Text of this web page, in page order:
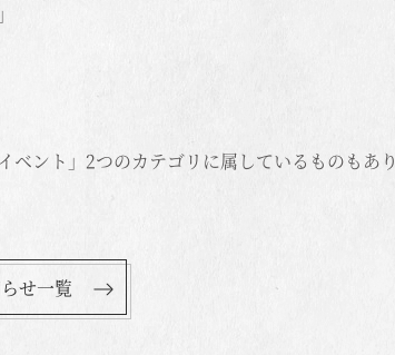
ント」2つのカテゴリに属しているものもあり
せ一覧